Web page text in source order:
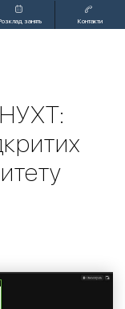
занять Контакти